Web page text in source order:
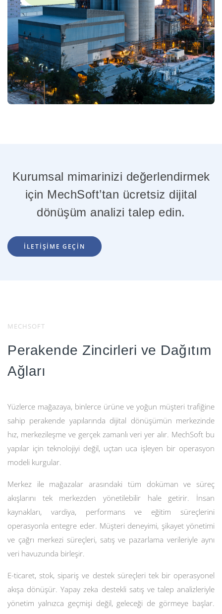
Kurumsal mimarinizi değerlendirmek
için MechSoft’tan ücretsiz dijital
dönüşüm analizi talep edin.
İLETİŞİME GEÇİN
MECHSOFT
Perakende Zincirleri ve Dağıtım
Ağları
Yüzlerce mağazaya, binlerce ürüne ve yoğun müşteri trafiğine
sahip perakende yapılarında dijital dönüşümün merkezinde
hız, merkezileşme ve gerçek zamanlı veri yer alır. MechSoft bu
yapılar için teknolojiyi değil, uçtan uca işleyen bir operasyon
modeli kurgular.
Merkez ile mağazalar arasındaki tüm doküman ve süreç
akışlarını tek merkezden yönetilebilir hale getirir. İnsan
kaynakları, vardiya, performans ve eğitim süreçlerini
operasyonla entegre eder. Müşteri deneyimi, şikayet yönetimi
ve çağrı merkezi süreçleri, satış ve pazarlama verileriyle aynı
veri havuzunda birleşir.
E-ticaret, stok, sipariş ve destek süreçleri tek bir operasyonel
akışa dönüşür. Yapay zeka destekli satış ve talep analizleriyle
yönetim yalnızca geçmişi değil, geleceği de görmeye başlar.